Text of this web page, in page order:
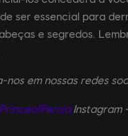
ser essencial para
e segredos.
em nossas redes
Instagram